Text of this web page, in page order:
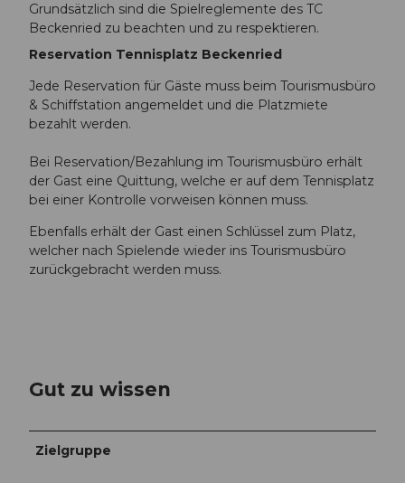
Grundsätzlich sind die Spielreglemente des TC
Beckenried zu beachten und zu respektieren.
Reservation Tennisplatz Beckenried
Jede Reservation für Gäste muss beim Tourismusbüro
& Schiffstation angemeldet und die Platzmiete
bezahlt werden.
Bei Reservation/Bezahlung im Tourismusbüro erhält
der Gast eine Quittung, welche er auf dem Tennisplatz
bei einer Kontrolle vorweisen können muss.
Ebenfalls erhält der Gast einen Schlüssel zum Platz,
welcher nach Spielende wieder ins Tourismusbüro
zurückgebracht werden muss.
Gut zu wissen
Zielgruppe